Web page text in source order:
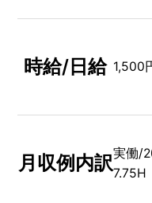
時給/日給 1,500
月収例内訳実働/
7.75H